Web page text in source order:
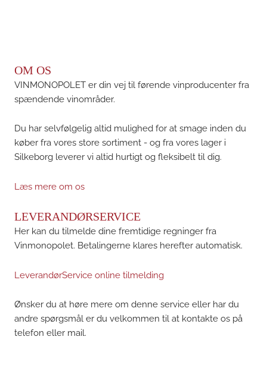
OM OS
VINMONOPOLET er din vej til førende vinproducenter fra
spændende vinområder.
Du har selvfølgelig altid mulighed for at smage inden du
køber fra vores store sortiment - og fra vores lager i
Silkeborg leverer vi altid hurtigt og fleksibelt til dig.
Læs mere om os
LEVERANDØRSERVICE
Her kan du tilmelde dine fremtidige regninger fra
Vinmonopolet. Betalingerne klares herefter automatisk.
LeverandørService online tilmelding
Ønsker du at høre mere om denne service eller har du
andre spørgsmål er du velkommen til at kontakte os på
telefon eller mail.